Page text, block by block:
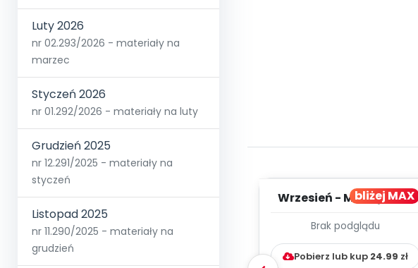
Luty 2026
nr 02.293/2026 - materiały na
marzec
Styczeń 2026
nr 01.292/2026 - materiały na luty
Grudzień 2025
nr 12.291/2025 - materiały na
styczeń
Listopad 2025
nr 11.290/2025 - materiały na
grudzień
bliżej MAX
Wrzesień - MIESIĘCZNY
WYCHOWAWCZO –
DYDAKTYC...
Brak podglądu
Pobierz lub kup 24.99 zł